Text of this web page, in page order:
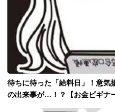
待ちに待った「給料日」！意気
の出来事が…！？【お金ビギナ